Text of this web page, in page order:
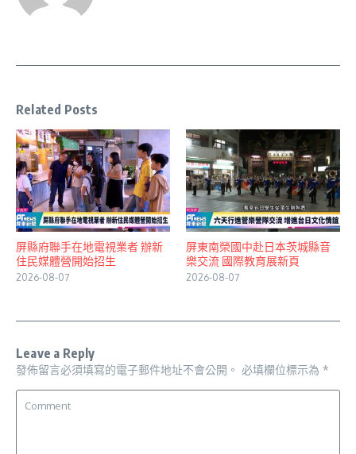
Related Posts
屏縣府聯手在地電視業者 辦新
住民媒體營開始招生
2026-08-07
屏東南榮國中赴日本茨城縣音
樂交流 國際教育展新頁
2026-08-07
Leave a Reply
發佈留言必須填寫的電子郵件地址不會公開。 必填欄位標示為 *